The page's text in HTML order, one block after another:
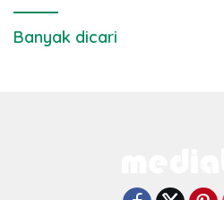
Banyak dicari